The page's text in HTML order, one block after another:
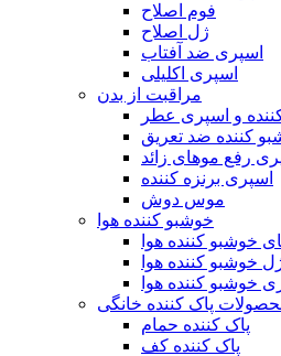
فوم اصلاح
ژل اصلاح
اسپری ضد آفتاب
اسپری اکلیلی
مراقبت از بدن
و اسپری عطر
کننده ضد تعریق
رفع موهای زائد
اسپری برنزه کننده
موس دوش
خوشبو کننده هوا
خوشبو کننده هوا
خوشبو کننده هوا
خوشبو کننده هوا
پاک کننده خانگی
پاک کننده حمام
پاک کننده کف